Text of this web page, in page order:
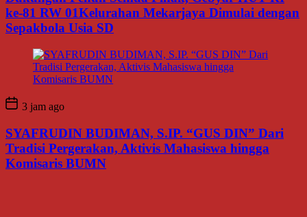
ke-81 RW 01Kelurahan Mekarjaya Dimulai dengan
Sepakbola Usia SD
3 jam ago
SYAFRUDIN BUDIMAN, S.IP. “GUS DIN” Dari
Tradisi Pergerakan, Aktivis Mahasiswa hingga
Komisaris BUMN